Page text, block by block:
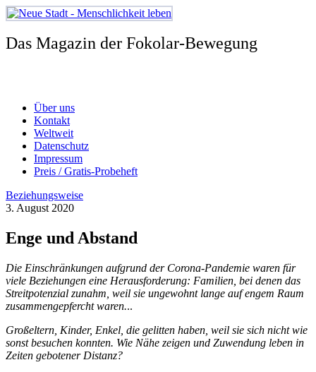
Zum
Inhalt
springen
Das Magazin der Fokolar-Bewegung
Über uns
Kontakt
Weltweit
Datenschutz
Impressum
Preis / Gratis-Probeheft
Beziehungsweise
3. August 2020
Enge und Abstand
Die Einschränkungen aufgrund der Corona-Pandemie waren für
viele Beziehungen eine Herausforderung: Familien, bei denen das
Streitpotenzial zunahm, weil sie ungewohnt lange auf engem Raum
zusammengepfercht waren...
Großeltern, Kinder, Enkel, die gelitten haben, weil sie sich nicht wie
sonst besuchen konnten. Wie Nähe zeigen und Zuwendung leben in
Zeiten gebotener Distanz?